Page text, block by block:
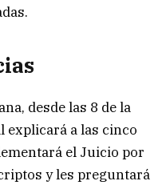
desde las 8 de la
explicará a las cinco
el Juicio por
y les preguntará